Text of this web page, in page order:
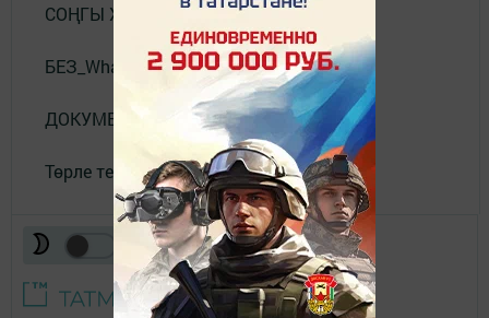
СОҢГЫ ХӘБӘРЛӘР
БЕЗ_WhatsApp_та
ДОКУМЕНТЛАР
Төрле темалар